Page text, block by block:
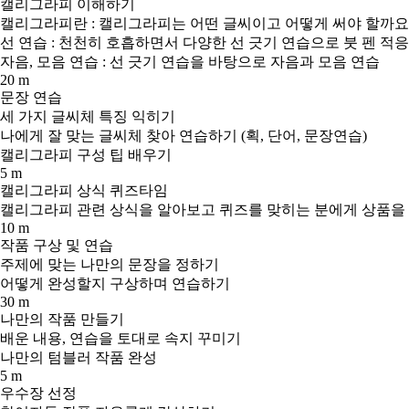
캘리그라피 이해하기
캘리그라피란 : 캘리그라피는 어떤 글씨이고 어떻게 써야 할까
선 연습 : 천천히 호흡하면서 다양한 선 긋기 연습으로 붓 펜 적응
자음, 모음 연습 : 선 긋기 연습을 바탕으로 자음과 모음 연습
20 m
문장 연습
세 가지 글씨체 특징 익히기
나에게 잘 맞는 글씨체 찾아 연습하기 (획, 단어, 문장연습)
캘리그라피 구성 팁 배우기
5 m
캘리그라피 상식 퀴즈타임
캘리그라피 관련 상식을 알아보고 퀴즈를 맞히는 분에게 상품
10 m
작품 구상 및 연습
주제에 맞는 나만의 문장을 정하기
어떻게 완성할지 구상하며 연습하기
30 m
나만의 작품 만들기
배운 내용, 연습을 토대로 속지 꾸미기
나만의 텀블러 작품 완성
5 m
우수장 선정